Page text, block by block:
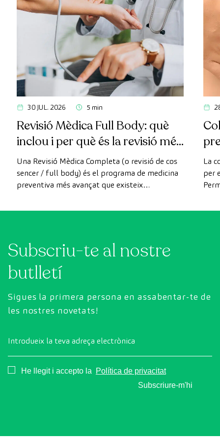
30 JUL. 2026 5 min
Revisió Mèdica Full Body: què
inclou i per què és la revisió més
avançada
Una Revisió Mèdica Completa (o revisió de cos
sencer / full body) és el programa de medicina
preventiva més avançat que existeix
convencionals, aquesta revisió utilitza la
l'estat dels òrgans vitals, el sistema vascular i el
cervell abans que apareguin els primers
símptomes.
La
per
Subscriu-te al nostre
butlletí
Sigues la primera persona en assabentar-te de
les nostres novetats!
Introdueix la teva adreça electrònica
Consentimiento
He llegit i accepto la
Política de privacitat
Subscriure-m'hi